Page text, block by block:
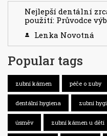
Nejlepší dentální
použití: Průvodce
Lenka Novotná
Popular tags
zubní kámen péče o zuby
dentální hygiena zubní
úsměv zubní kámen u dětí